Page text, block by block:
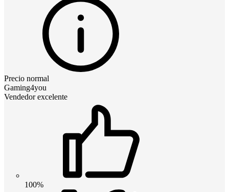
Precio normal
Gaming4you
Vendedor excelente
100%